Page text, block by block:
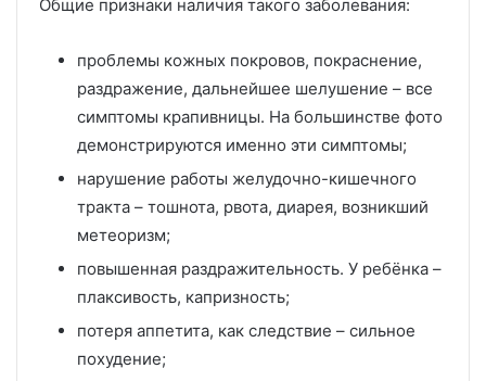
Общие признаки наличия такого заболевания:
проблемы кожных покровов, покраснение,
раздражение, дальнейшее шелушение – все
симптомы крапивницы. На большинстве фото
демонстрируются именно эти симптомы;
нарушение работы желудочно-кишечного
тракта – тошнота, рвота, диарея, возникший
метеоризм;
повышенная раздражительность. У ребёнка –
плаксивость, капризность;
потеря аппетита, как следствие – сильное
похудение;